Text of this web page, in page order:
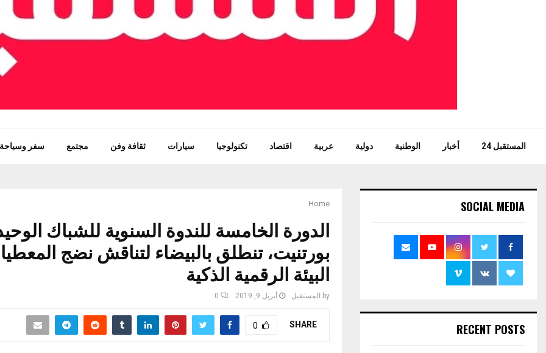
المستقبل 24 أخبار الوطنية دولية عربية اقتصاد تكنولوجيا سيارات ثقافة وفن مجتمع سفر وسياحة
Home
الدورة الخامسة للندوة السنوية للشباك
بورتنيت، تنطلق بالبيضاء لتناقش نضج
البيئة الرقمية الذكية
by المستقبل أبريل 9, 2019 0
SHARE
0
SOCIAL MEDIA
RECENT POSTS